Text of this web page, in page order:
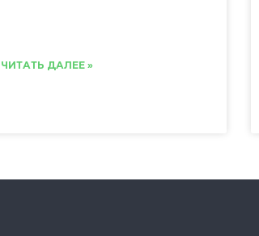
ЧИТАТЬ ДАЛЕЕ »